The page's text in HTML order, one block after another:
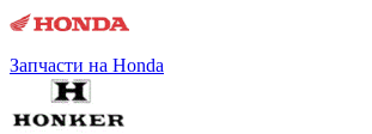
Запчасти на Honda